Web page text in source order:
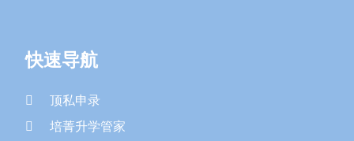
快速导航
顶私申录
培菁升学管家